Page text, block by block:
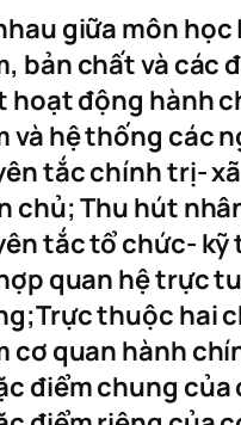
giữa môn
bản chất và các
hoạt động hành
và hệ thống các
tắc chính trị-
chủ; Thu hút
tắc tổ chức-
quan hệ trực
thuộc hai
cơ quan hành
điểm chung của